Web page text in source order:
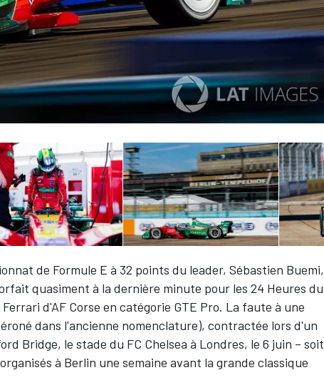
de Formule E à 32 points du leader, Sébastien Buemi,
quasiment à la dernière minute pour les 24 Heures du
d'AF Corse en catégorie GTE Pro. La faute à une
dans l'ancienne nomenclature), contractée lors d'un
Bridge, le stade du FC Chelsea à Londres, le 6 juin – soit
à Berlin une semaine avant la grande classique